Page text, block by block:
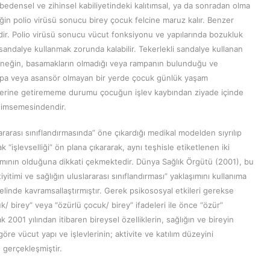
ve zihinsel kabiliyetindeki kalıtımsal, ya da sonradan olma
polio virüsü sonucu birey çocuk felcine maruz kalır. Benzer
Polio virüsü sonucu vücut fonksiyonu ve yapılarında bozukluk
kullanmak zorunda kalabilir. Tekerlekli sandalye kullanan
basamakların olmadığı veya rampanın bulunduğu ve
veya asansör olmayan bir yerde çocuk günlük yaşam
getirememe durumu çocuğun işlev kaybından ziyade içinde
sınıflandırmasında” öne çıkardığı medikal modelden sıyrılıp
“işlevselliği” ön plana çıkararak, aynı teşhisle etiketlenen iki
olduğuna dikkati çekmektedir. Dünya Sağlık Örgütü (2001), bu
sağlığın uluslararası sınıflandırması” yaklaşımını kullanıma
kavramsallaştırmıştır. Gerek psikososyal etkileri gerekse
birey” veya “özürlü çocuk/ birey” ifadeleri ile önce “özür”
yılından itibaren bireysel özelliklerin, sağlığın ve bireyin
vücut yapı ve işlevlerinin; aktivite ve katılım düzeyini